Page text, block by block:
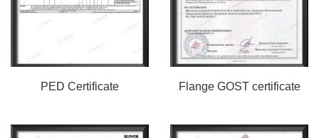
PED Certificate Flange GOST certificate